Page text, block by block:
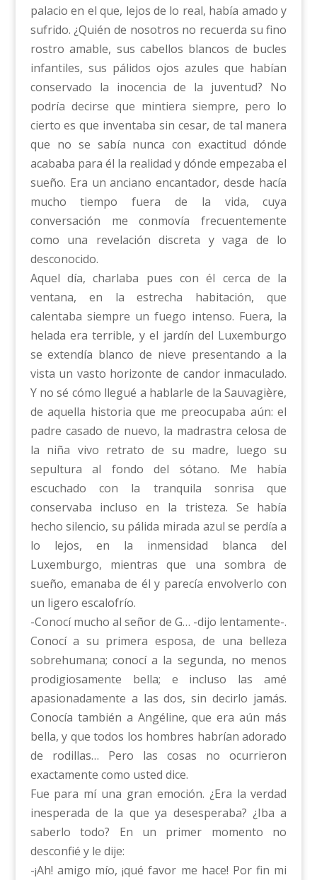
palacio en el que, lejos de lo real, había amado y
sufrido. ¿Quién de nosotros no recuerda su fino
rostro amable, sus cabellos blancos de bucles
infantiles, sus pálidos ojos azules que habían
conservado la inocencia de la juventud? No
podría decirse que mintiera siempre, pero lo
cierto es que inventaba sin cesar, de tal manera
que no se sabía nunca con exactitud dónde
acababa para él la realidad y dónde empezaba el
sueño. Era un anciano encantador, desde hacía
mucho tiempo fuera de la vida, cuya
conversación me conmovía frecuentemente
como una revelación discreta y vaga de lo
desconocido.
Aquel día, charlaba pues con él cerca de la
ventana, en la estrecha habitación, que
calentaba siempre un fuego intenso. Fuera, la
helada era terrible, y el jardín del Luxemburgo
se extendía blanco de nieve presentando a la
vista un vasto horizonte de candor inmaculado.
Y no sé cómo llegué a hablarle de la Sauvagière,
de aquella historia que me preocupaba aún: el
padre casado de nuevo, la madrastra celosa de
la niña vivo retrato de su madre, luego su
sepultura al fondo del sótano. Me había
escuchado con la tranquila sonrisa que
conservaba incluso en la tristeza. Se había
hecho silencio, su pálida mirada azul se perdía a
lo lejos, en la inmensidad blanca del
Luxemburgo, mientras que una sombra de
sueño, emanaba de él y parecía envolverlo con
un ligero escalofrío.
-Conocí mucho al señor de G… -dijo lentamente-.
Conocí a su primera esposa, de una belleza
sobrehumana; conocí a la segunda, no menos
prodigiosamente bella; e incluso las amé
apasionadamente a las dos, sin decirlo jamás.
Conocía también a Angéline, que era aún más
bella, y que todos los hombres habrían adorado
de rodillas… Pero las cosas no ocurrieron
exactamente como usted dice.
Fue para mí una gran emoción. ¿Era la verdad
inesperada de la que ya desesperaba? ¿Iba a
saberlo todo? En un primer momento no
desconfié y le dije:
-¡Ah! amigo mío, ¡qué favor me hace! Por fin mi